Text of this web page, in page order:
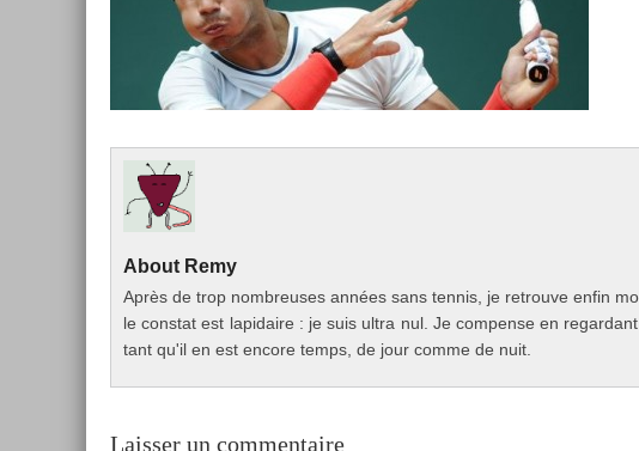
About Remy
Après de trop nombreuses années sans ten­nis, je retro­uve enfin
le con­stat est lapidaire : je suis ultra nul. Je com­pen­se en
tant qu'il en est en­core temps, de jour comme de nuit.
Laisser un commentaire